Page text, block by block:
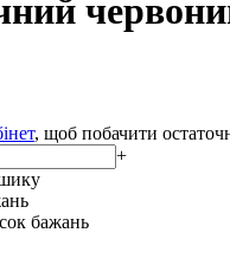
, щоб побачити
+
бажань